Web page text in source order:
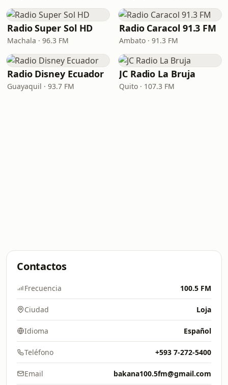
Radio Super Sol HD
Machala · 96.3 FM
Radio Caracol 91.3 FM
Ambato · 91.3 FM
Radio Disney Ecuador
Guayaquil · 93.7 FM
JC Radio La Bruja
Quito · 107.3 FM
Contactos
Frecuencia 100.5 FM
Ciudad Loja
Idioma Español
Teléfono +593 7-272-5400
Email bakana100.5fm@gmail.com